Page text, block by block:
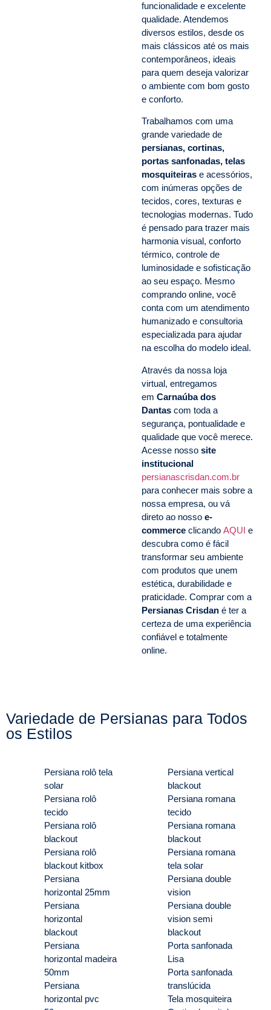
funcionalidade e excelente
qualidade. Atendemos
diversos estilos, desde os
mais clássicos até os mais
contemporâneos, ideais
para quem deseja valorizar
o ambiente com bom gosto
e conforto.
Trabalhamos com uma
grande variedade de
persianas, cortinas,
portas sanfonadas, telas
mosquiteiras e acessórios,
com inúmeras opções de
tecidos, cores, texturas e
tecnologias modernas. Tudo
é pensado para trazer mais
harmonia visual, conforto
térmico, controle de
luminosidade e sofisticação
ao seu espaço. Mesmo
comprando online, você
conta com um atendimento
humanizado e consultoria
especializada para ajudar
na escolha do modelo ideal.
Através da nossa loja
virtual, entregamos
em Carnaúba dos
Dantas com toda a
segurança, pontualidade e
qualidade que você merece.
Acesse nosso site
institucional
persianascrisdan.com.br
para conhecer mais sobre a
nossa empresa, ou vá
direto ao nosso e-
commerce clicando AQUI e
descubra como é fácil
transformar seu ambiente
com produtos que unem
estética, durabilidade e
praticidade. Comprar com a
Persianas Crisdan é ter a
certeza de uma experiência
confiável e totalmente
online.
Variedade de Persianas para Todos
os Estilos
Persiana rolô tela
solar
Persiana rolô
tecido
Persiana rolô
blackout
Persiana rolô
blackout kitbox
Persiana
horizontal 25mm
Persiana
horizontal
blackout
Persiana
horizontal madeira
50mm
Persiana
horizontal pvc
Persiana vertical
blackout
Persiana romana
tecido
Persiana romana
blackout
Persiana romana
tela solar
Persiana double
vision
Persiana double
vision semi
blackout
Porta sanfonada
Lisa
Porta sanfonada
translúcida
Tela mosquiteira